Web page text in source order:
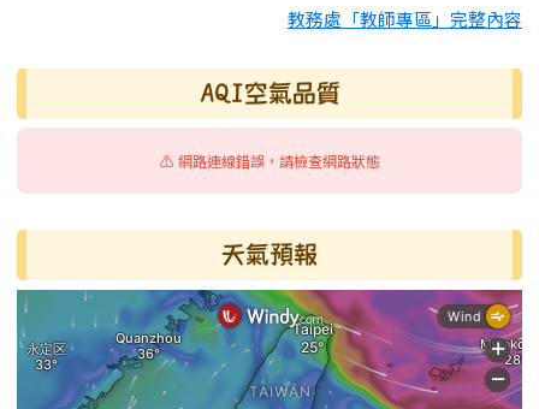
教務處「教師專區」完整內容
AQI空氣品質
⚠️ 網路連線錯誤，請檢查網路狀態
天氣預報